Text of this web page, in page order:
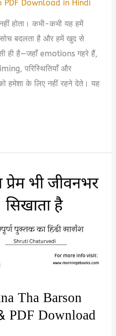
Download in Hindi
होता। कभी-कभी यह हमें
सोच बदलता है और हमें खुद से
ही है—जहाँ emotions गहरे हैं,
परिस्थितियाँ और
के लिए नहीं रहने देते। यह
Tha Barson
PDF Download